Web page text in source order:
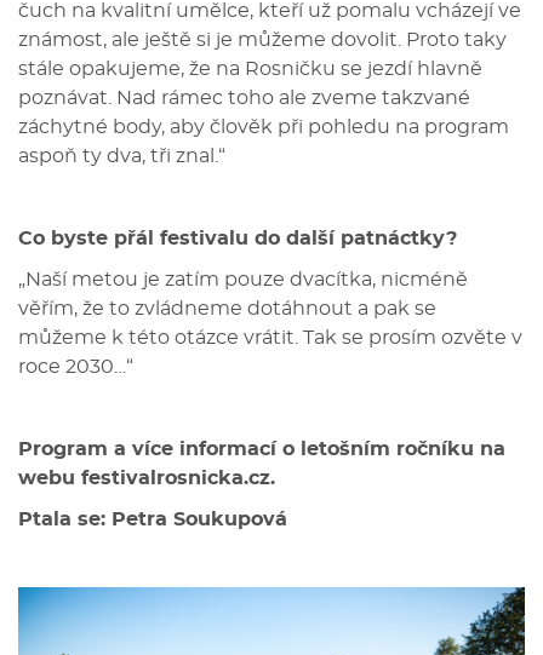
čuch na kvalitní umělce, kteří už pomalu vcházejí ve
známost, ale ještě si je můžeme dovolit. Proto taky
stále opakujeme, že na Rosničku se jezdí hlavně
poznávat. Nad rámec toho ale zveme takzvané
záchytné body, aby člověk při pohledu na program
aspoň ty dva, tři znal.“
Co byste přál festivalu do další patnáctky?
„Naší metou je zatím pouze dvacítka, nicméně
věřím, že to zvládneme dotáhnout a pak se
můžeme k této otázce vrátit. Tak se prosím ozvěte v
roce 2030…“
Program a více informací o letošním ročníku na
webu festivalrosnicka.cz.
Ptala se: Petra Soukupová